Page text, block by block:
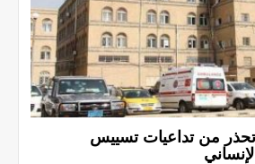
من تداعيات تسييس